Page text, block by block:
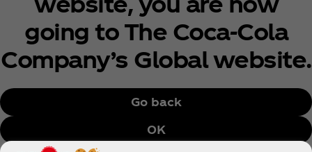
going to The Coca‑Cola
Company’s Global website.
Go back
OK